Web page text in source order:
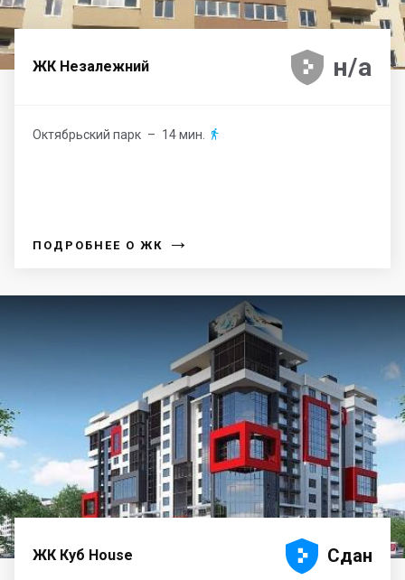
ЖК Незалежний 



 н/а
Октябрьский парк – 14 мин. 
ПОДРОБНЕЕ О ЖК →
ЖК Куб House 



 Сдан